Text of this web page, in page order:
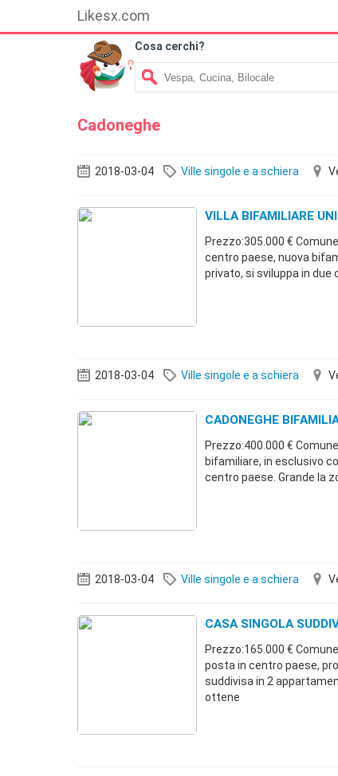
Likesx.com
Cosa cerchi?
Cadoneghe
2018-03-04 Ville singole e a schiera
VILLA BIFAMILIARE
Prezzo:305.000 €
centro paese, nuova
privato, si sviluppa in due
2018-03-04 Ville singole e a schiera
CADONEGHE
Prezzo:400.000 €
bifamiliare, in esclusivo
centro paese. Grande la
2018-03-04 Ville singole e a schiera
CASA SINGOLA
Prezzo:165.000 €
posta in centro paese,
suddivisa in 2
ottene